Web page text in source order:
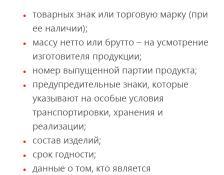
товарных знак или торговую марку (при
ее наличии);
массу нетто или брутто – на усмотрение
изготовителя продукции;
номер выпущенной партии продукта;
предупредительные знаки, которые
указывают на особые условия
транспортировки, хранения и
реализации;
состав изделий;
срок годности;
данные о том, кто является